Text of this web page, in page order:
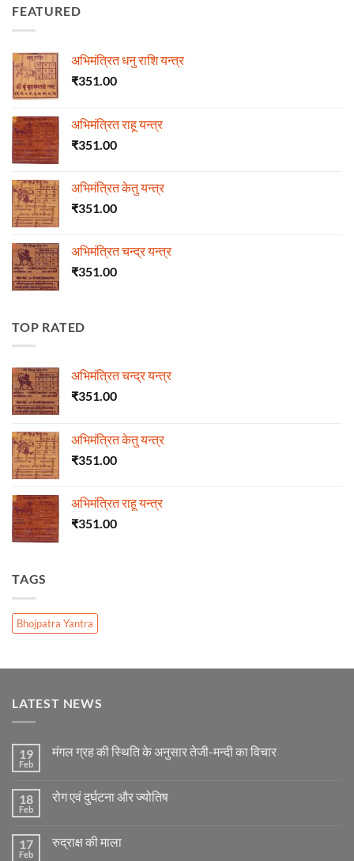
FEATURED
अभिमंत्रित धनु राशि यन्त्र
₹351.00
अभिमंत्रित राहू यन्त्र
₹351.00
अभिमंत्रित केतु यन्त्र
₹351.00
अभिमंत्रित चन्द्र यन्त्र
₹351.00
TOP RATED
अभिमंत्रित चन्द्र यन्त्र
₹351.00
अभिमंत्रित केतु यन्त्र
₹351.00
अभिमंत्रित राहू यन्त्र
₹351.00
TAGS
Bhojpatra Yantra
LATEST NEWS
19
Feb
मंगल ग्रह की स्थिति के अनुसार तेजी-मन्दी का विचार
मंगल
के
अनुसार
18
Feb
रोग एवं दुर्घटना और ज्योतिष
रोग
17
Feb
रुद्राक्ष की माला